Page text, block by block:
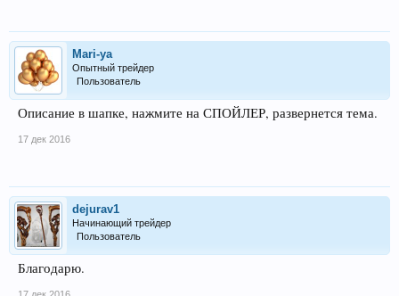
Mari-ya
Опытный трейдер
Пользователь
Описание в шапке, нажмите на СПОЙЛЕР, развернется тема.
17 дек 2016
dejurav1
Начинающий трейдер
Пользователь
Благодарю.